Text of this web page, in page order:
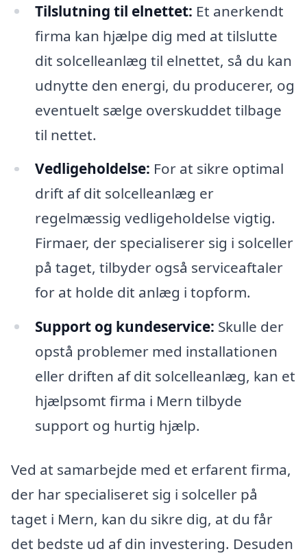
Tilslutning til elnettet: Et anerkendt
firma kan hjælpe dig med at tilslutte
dit solcelleanlæg til elnettet, så du kan
udnytte den energi, du producerer, og
eventuelt sælge overskuddet tilbage
til nettet.
Vedligeholdelse: For at sikre optimal
drift af dit solcelleanlæg er
regelmæssig vedligeholdelse vigtig.
Firmaer, der specialiserer sig i solceller
på taget, tilbyder også serviceaftaler
for at holde dit anlæg i topform.
Support og kundeservice: Skulle der
opstå problemer med installationen
eller driften af dit solcelleanlæg, kan et
hjælpsomt firma i Mern tilbyde
support og hurtig hjælp.
Ved at samarbejde med et erfarent firma,
der har specialiseret sig i solceller på
taget i Mern, kan du sikre dig, at du får
det bedste ud af din investering. Desuden